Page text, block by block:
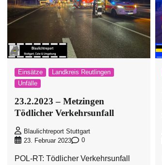
Einsätze
Landkreis Reutlingen
Unfälle
23.2.2023 – Metzingen
Tödlicher Verkehrsunfall
Blaulichtreport Stuttgart
23. Februar 2023
0
POL-RT: Tödlicher Verkehrsunfall